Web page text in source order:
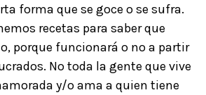
forma que se goce o se sufra.
recetas para saber que
porque funcionará o no a partir
No toda la gente que vive
y/o ama a quien tiene